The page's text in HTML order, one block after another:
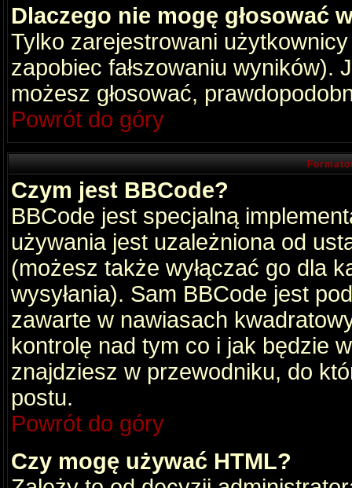
Dlaczego nie mogę głosować
Tylko zarejestrowani
zapobiec fałszowaniu wyników).
możesz głosować,
Powrót do góry
Czym jest BBCode?
BBCode jest specjalną
używania jest uzależniona od
(możesz także wyłączać go dla
wysyłania). Sam BBCode jest
zawarte w nawiasach
kontrolę nad tym co i jak będzie
znajdziesz w przewodniku, do
postu.
Powrót do góry
Czy mogę używać HTML?